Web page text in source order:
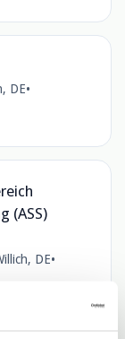
DE•
(ASS)
DE•